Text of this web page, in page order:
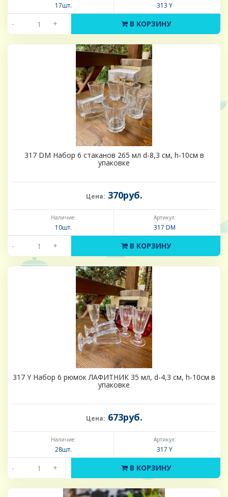
17шт. 313 Y
- + В КОРЗИНУ
317 DM Набор 6 стаканов 265 мл d-8,3 см, h-10см в
упаковке
Цена: 370руб.
Наличие:
10шт.
Артикул:
317 DM
- + В КОРЗИНУ
317 Y Набор 6 рюмок ЛАФИТНИК 35 мл, d-4,3 см, h-10см в
упаковке
Цена: 673руб.
Наличие:
28шт.
Артикул:
317 Y
- + В КОРЗИНУ